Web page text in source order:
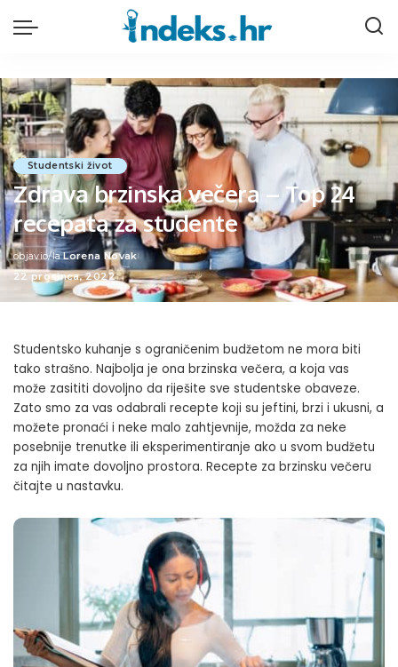
Studentski život
Zdrava brzinska večera – Top 24
recepata za studente
Posted
by
objavio/la Lorena Novak
22 prosinca, 2022
Studentsko kuhanje s ograničenim budžetom ne mora biti
tako strašno. Najbolja je ona brzinska večera, a koja vas
može zasititi dovoljno da riješite sve studentske obaveze.
Zato smo za vas odabrali recepte koji su jeftini, brzi i ukusni, a
možete pronaći i neke malo zahtjevnije, možda za neke
posebnije trenutke ili eksperimentiranje ako u svom budžetu
za njih imate dovoljno prostora. Recepte za brzinsku večeru
čitajte u nastavku.